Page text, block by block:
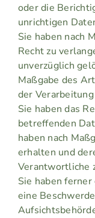
oder die
unrichtigen
Sie haben nach
Recht zu
unverzüglich
Maßgabe des
der
Sie haben das
betreffenden
haben nach
erhalten und
Verantwortliche
Sie haben
eine